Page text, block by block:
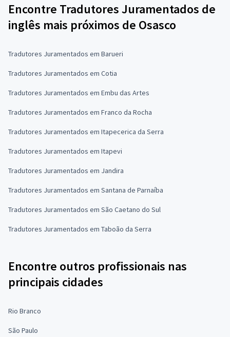
Encontre Tradutores Juramentados de
inglês mais próximos de Osasco
Tradutores Juramentados em Barueri
Tradutores Juramentados em Cotia
Tradutores Juramentados em Embu das Artes
Tradutores Juramentados em Franco da Rocha
Tradutores Juramentados em Itapecerica da Serra
Tradutores Juramentados em Itapevi
Tradutores Juramentados em Jandira
Tradutores Juramentados em Santana de Parnaíba
Tradutores Juramentados em São Caetano do Sul
Tradutores Juramentados em Taboão da Serra
Encontre outros profissionais nas
principais cidades
Rio Branco
São Paulo